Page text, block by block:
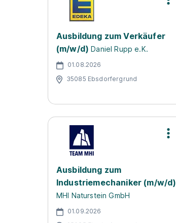
Ausbildung zum Verkäufer
(m/w/d) Daniel Rupp e.K.
01.08.2026
35085 Ebsdorfergrund
Ausbildung zum
Industriemechaniker (m/w/d)
MHI Naturstein GmbH
01.09.2026